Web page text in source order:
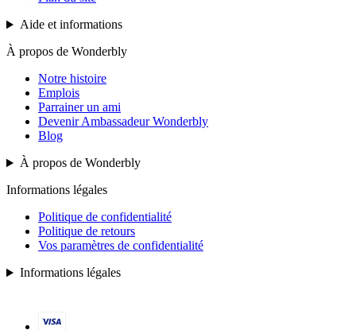
Aide et informations
À propos de Wonderbly
Notre histoire
Emplois
Parrainer un ami
Devenir Ambassadeur Wonderbly
Blog
À propos de Wonderbly
Informations légales
Politique de confidentialité
Politique de retours
Vos paramètres de confidentialité
Informations légales